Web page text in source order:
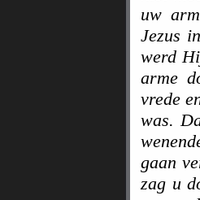
uw
Jezus
werd
arme
vrede
was.
gaan
zag u